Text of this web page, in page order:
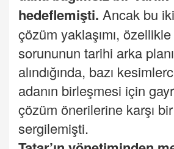
hedeflemişti. Ancak bu
çözüm yaklaşımı, özellikle
sorununun tarihi arka
alındığında, bazı
adanın birleşmesi için
çözüm önerilerine karşı
sergilemişti.